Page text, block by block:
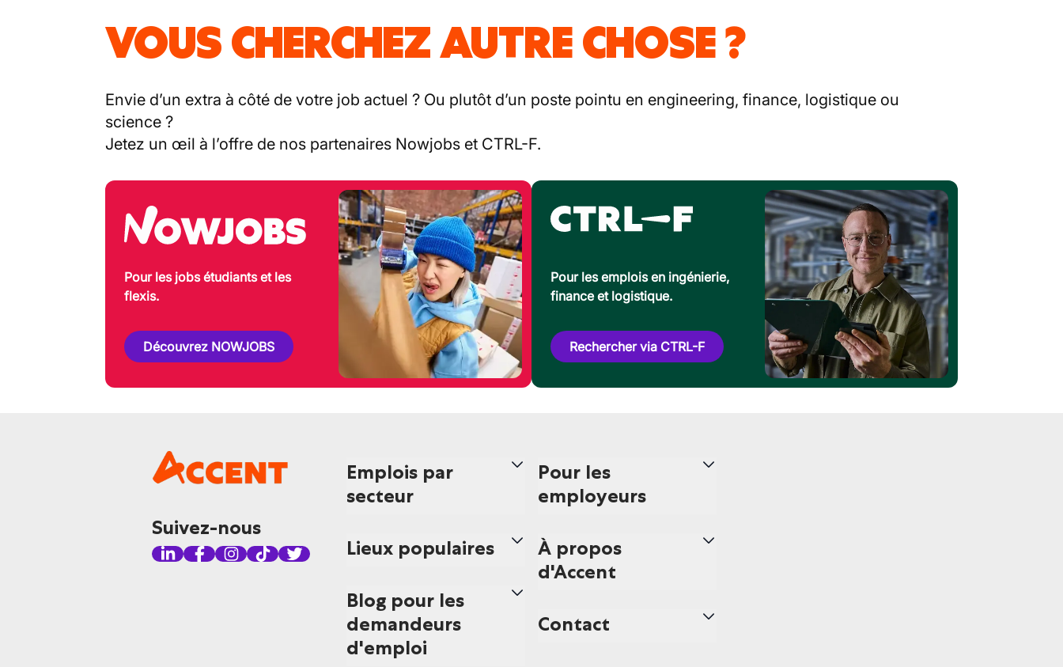
VOUS CHERCHEZ AUTRE CHOSE ?
Envie d’un extra à côté de votre job actuel ? Ou plutôt d’un poste pointu en engineering, finance, logistique ou
science ?
Jetez un œil à l’offre de nos partenaires Nowjobs et CTRL-F.
Pour les jobs étudiants et les
flexis.
Découvrez NOWJOBS
Pour les emplois en ingénierie,
finance et logistique.
Rechercher via CTRL-F
Suivez-nous
Emplois par
secteur
Lieux populaires
Blog pour les
demandeurs
d'emploi
Pour les
employeurs
À propos
d'Accent
Contact